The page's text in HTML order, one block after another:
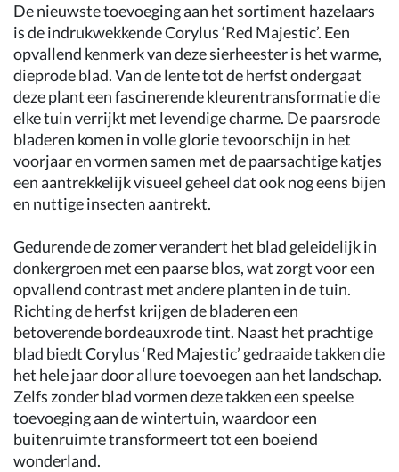
De nieuwste toevoeging aan het sortiment hazelaars
is de indrukwekkende Corylus ‘Red Majestic’. Een
opvallend kenmerk van deze sierheester is het warme,
dieprode blad. Van de lente tot de herfst ondergaat
deze plant een fascinerende kleurentransformatie die
elke tuin verrijkt met levendige charme. De paarsrode
bladeren komen in volle glorie tevoorschijn in het
voorjaar en vormen samen met de paarsachtige katjes
een aantrekkelijk visueel geheel dat ook nog eens bijen
en nuttige insecten aantrekt.
Gedurende de zomer verandert het blad geleidelijk in
donkergroen met een paarse blos, wat zorgt voor een
opvallend contrast met andere planten in de tuin.
Richting de herfst krijgen de bladeren een
betoverende bordeauxrode tint. Naast het prachtige
blad biedt Corylus ‘Red Majestic’ gedraaide takken die
het hele jaar door allure toevoegen aan het landschap.
Zelfs zonder blad vormen deze takken een speelse
toevoeging aan de wintertuin, waardoor een
buitenruimte transformeert tot een boeiend
wonderland.